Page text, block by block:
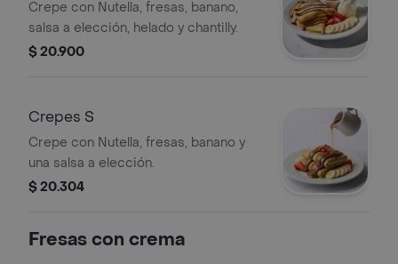
Crepe con Nutella, fresas, banano,
salsa a elección, helado y chantilly.
$ 20.900
Crepes S
Crepe con Nutella, fresas, banano y
una salsa a elección.
$ 20.304
Fresas con crema